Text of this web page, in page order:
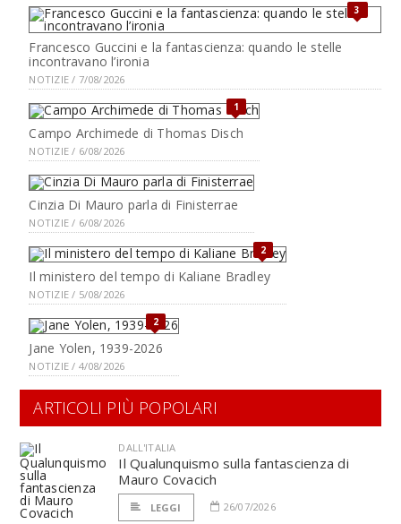
3
Francesco Guccini e la fantascienza: quando le stelle
incontravano l’ironia
NOTIZIE / 7/08/2026
1
Campo Archimede di Thomas Disch
NOTIZIE / 6/08/2026
Cinzia Di Mauro parla di Finisterrae
NOTIZIE / 6/08/2026
2
Il ministero del tempo di Kaliane Bradley
NOTIZIE / 5/08/2026
2
Jane Yolen, 1939-2026
NOTIZIE / 4/08/2026
ARTICOLI PIÙ POPOLARI
DALL'ITALIA
Il Qualunquismo sulla fantascienza di
Mauro Covacich
LEGGI 26/07/2026